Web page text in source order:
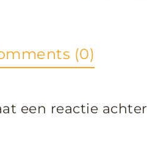
(0)
een reactie achter